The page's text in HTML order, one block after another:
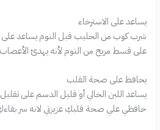
يساعد على الاسترخاء
شرب كوب من الحليب قبل النوم يساعد
على قسط مريح من النوم لأنه يهدئ
يحافظ على صحة القلب
يساعد اللبن الخالي أو قليل الدسم على
حافظي علي صحة قلبكِ عزيزتي لانه سر بقاءكِ